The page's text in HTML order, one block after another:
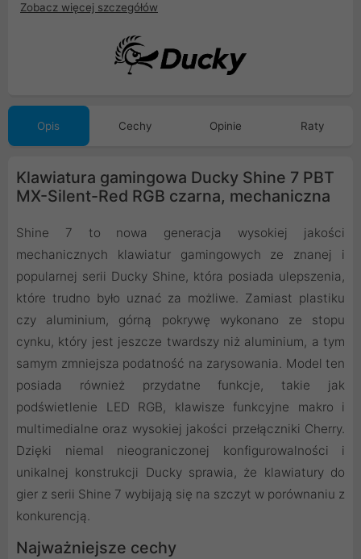
Zobacz więcej szczegółów
Opis Cechy Opinie Raty
Klawiatura gamingowa Ducky Shine 7 PBT
MX-Silent-Red RGB czarna, mechaniczna
Shine 7 to nowa generacja wysokiej jakości
mechanicznych klawiatur gamingowych ze znanej i
popularnej serii Ducky Shine, która posiada ulepszenia,
które trudno było uznać za możliwe. Zamiast plastiku
czy aluminium, górną pokrywę wykonano ze stopu
cynku, który jest jeszcze twardszy niż aluminium, a tym
samym zmniejsza podatność na zarysowania. Model ten
posiada również przydatne funkcje, takie jak
podświetlenie LED RGB, klawisze funkcyjne makro i
multimedialne oraz wysokiej jakości przełączniki Cherry.
Dzięki niemal nieograniczonej konfigurowalności i
unikalnej konstrukcji Ducky sprawia, że klawiatury do
gier z serii Shine 7 wybijają się na szczyt w porównaniu z
konkurencją.
Najważniejsze cechy